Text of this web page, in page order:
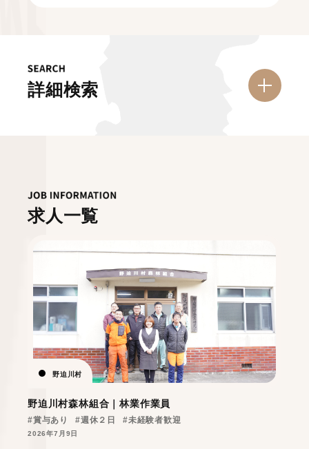
詳細検索
求人一覧
野迫川村
野迫川村森林組合｜林業作業員
#賞与あり #週休２日 #未経験者歓迎
2026年7月9日